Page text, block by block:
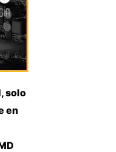
solo
en